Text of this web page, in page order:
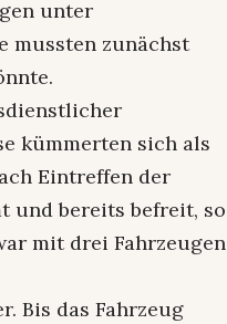
unter
mussten zunächst
kümmerten sich als
Eintreffen der
und bereits befreit, so
mit drei Fahrzeugen
Bis das Fahrzeug